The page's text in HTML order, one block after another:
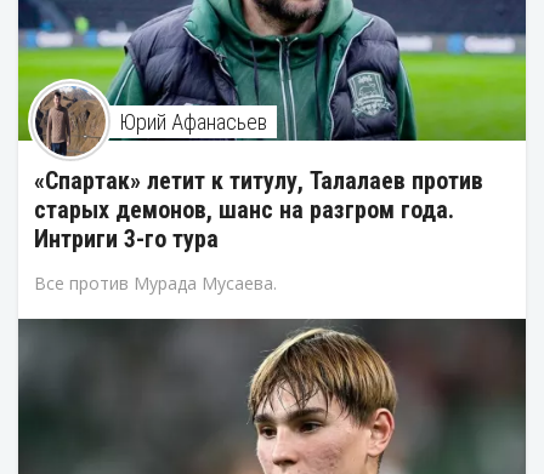
Юрий Афанасьев
«Спартак» летит к титулу, Талалаев против
старых демонов, шанс на разгром года.
Интриги 3-го тура
Все против Мурада Мусаева.